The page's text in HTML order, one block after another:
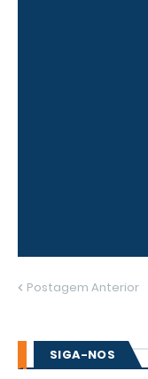
Postagem Anterior
SIGA-NOS